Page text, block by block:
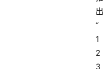
出
“
1
2
3